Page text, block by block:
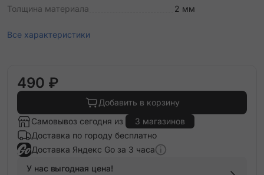
Толщина материала
2 мм
Все характеристики
490 ₽
Добавить в корзину
Самовывоз сегодня из
3 магазинов
Доставка по городу бесплатно
Доставка Яндекс Go за 3 часа
У нас выгодная цена!